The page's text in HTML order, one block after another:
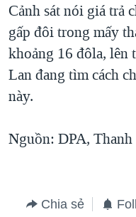
Cảnh sát nói giá trả
gấp đôi trong mấy
khoảng 16 đôla, lên
Lan đang tìm cách
này.
Nguồn: DPA,
Chia sẻ